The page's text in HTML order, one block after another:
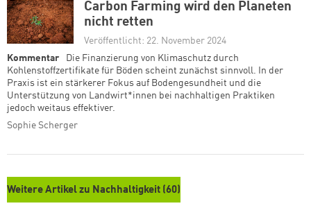
Carbon Farming wird den Planeten
nicht retten
Veröffentlicht: 22. November 2024
Kommentar
Die Finanzierung von Klimaschutz durch
Kohlenstoffzertifikate für Böden scheint zunächst sinnvoll. In der
Praxis ist ein stärkerer Fokus auf Bodengesundheit und die
Unterstützung von Landwirt*innen bei nachhaltigen Praktiken
jedoch weitaus effektiver.
Sophie Scherger
Weitere Artikel zu Nachhaltigkeit (60)